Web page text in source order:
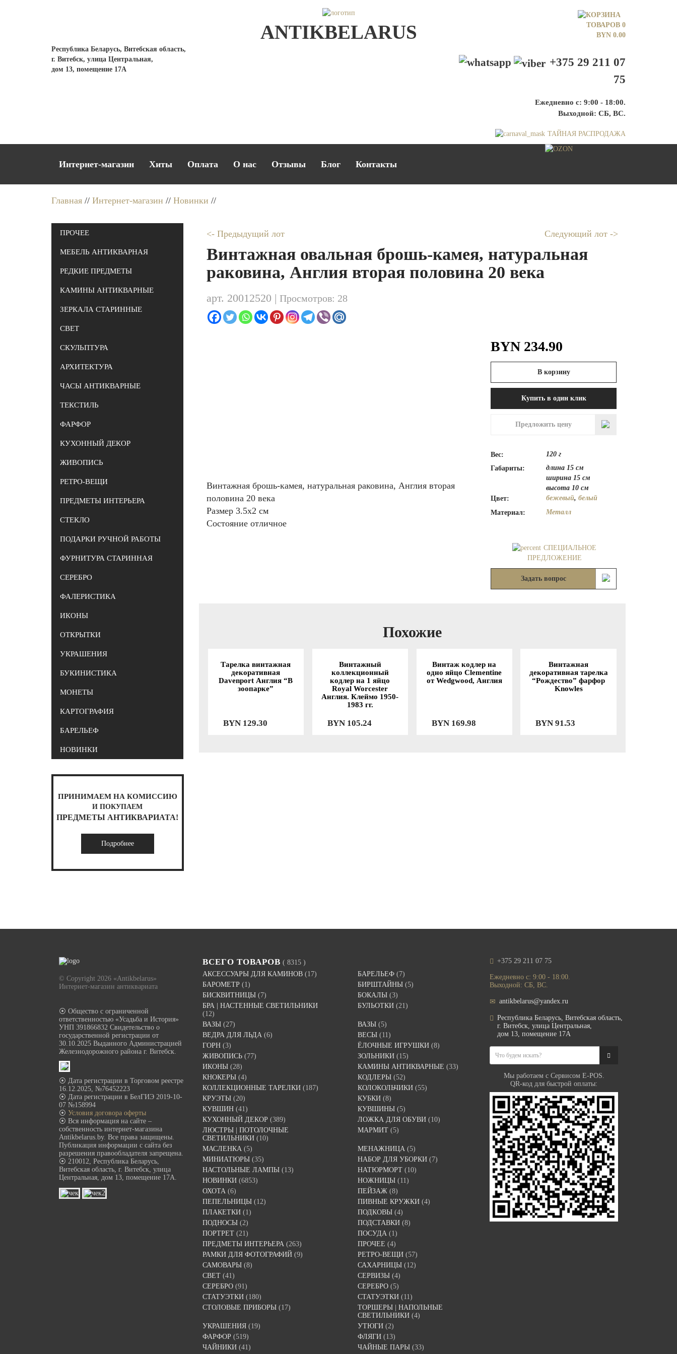
Республика Беларусь, Витебская область,
г. Витебск, улица Центральная,
дом 13, помещение 17А
ANTIKBELARUS
ТОВАРОВ 0
BYN 0.00
+375 29 211 07
75
Ежедневно с: 9:00 - 18:00.
Выходной: СБ, ВС.
ТАЙНАЯ РАСПРОДАЖА
Интернет-магазин Хиты Оплата О нас Отзывы Блог Контакты
Главная // Интернет-магазин // Новинки //
ПРОЧЕЕ
МЕБЕЛЬ АНТИКВАРНАЯ
РЕДКИЕ ПРЕДМЕТЫ
КАМИНЫ АНТИКВАРНЫЕ
ЗЕРКАЛА СТАРИННЫЕ
СВЕТ
СКУЛЬПТУРА
АРХИТЕКТУРА
ЧАСЫ АНТИКВАРНЫЕ
ТЕКСТИЛЬ
ФАРФОР
КУХОННЫЙ ДЕКОР
ЖИВОПИСЬ
РЕТРО-ВЕЩИ
ПРЕДМЕТЫ ИНТЕРЬЕРА
СТЕКЛО
ПОДАРКИ РУЧНОЙ РАБОТЫ
ФУРНИТУРА СТАРИННАЯ
СЕРЕБРО
ФАЛЕРИСТИКА
ИКОНЫ
ОТКРЫТКИ
УКРАШЕНИЯ
БУКИНИСТИКА
МОНЕТЫ
КАРТОГРАФИЯ
БАРЕЛЬЕФ
НОВИНКИ
ПРИНИМАЕМ НА КОМИССИЮ
И ПОКУПАЕМ
ПРЕДМЕТЫ АНТИКВАРИАТА!
Подробнее
<- Предыдущий лот Следующий лот ->
Винтажная овальная брошь-камея, натуральная
раковина, Англия вторая половина 20 века
арт. 20012520 | Просмотров: 28
Винтажная брошь-камея, натуральная раковина, Англия вторая
половина 20 века
Размер 3.5х2 см
Состояние отличное
BYN 234.90
В корзину
Купить в один клик
Предложить цену
Вес:
120 г
Габариты:
длина 15 см
ширина 15 см
высота 10 см
Цвет:
бежевый,белый
Материал:
Металл
СПЕЦИАЛЬНОЕ
ПРЕДЛОЖЕНИЕ
Задать вопрос
Похожие
Тарелка винтажная
декоративная
Davenport Англия “В
зоопарке”
BYN129.30
Винтажный
коллекционный
кодлер на 1 яйцо
Royal Worcester
Англия. Клеймо 1950-
1983 гг.
BYN105.24
Винтаж кодлер на
одно яйцо Clementine
от Wedgwood, Англия
BYN169.98
Винтажная
декоративная тарелка
“Рождество” фарфор
Knowles
BYN 91.53
© Copyright 2026 «Antikbelarus»
Интернет-магазин антиквариата
⦿ Общество с ограниченной
ответственностью «Усадьба и История»
УНП 391866832 Свидетельство о
государственной регистрации от
30.10.2025 Выданного Администрацией
Железнодорожного района г. Витебск.
⦿ Дата регистрации в Торговом реестре
16.12.2025, №76452223
⦿ Дата регистрации в БелГИЭ 2019-10-
07 №158994
⦿ Условия договора оферты
⦿ Вся информация на сайте –
собственность интернет-магазина
Antikbelarus.by. Все права защищены.
Публикация информации с сайта без
разрешения правообладателя запрещена.
⦿ 210012, Республика Беларусь,
Витебская область, г. Витебск, улица
Центральная, дом 13, помещение 17А.
ВСЕГО ТОВАРОВ ( 8315 )
АКСЕССУАРЫ ДЛЯ КАМИНОВ (17) БАРЕЛЬЕФ (7)
БАРОМЕТР (1) БИРШТАЙНЫ (5)
БИСКВИТНИЦЫ (7) БОКАЛЫ (3)
БРА | НАСТЕННЫЕ СВЕТИЛЬНИКИ
(12)
БУЛЬОТКИ (21)
ВАЗЫ (27) ВАЗЫ (5)
ВЕДРА ДЛЯ ЛЬДА (6) ВЕСЫ (11)
ГОРН (3) ЁЛОЧНЫЕ ИГРУШКИ (8)
ЖИВОПИСЬ (77) ЗОЛЬНИКИ (15)
ИКОНЫ (28) КАМИНЫ АНТИКВАРНЫЕ (33)
КНОКЕРЫ (4) КОДЛЕРЫ (52)
КОЛЛЕКЦИОННЫЕ ТАРЕЛКИ (187) КОЛОКОЛЬЧИКИ (55)
КРУЭТЫ (20) КУБКИ (8)
КУВШИН (41) КУВШИНЫ (5)
КУХОННЫЙ ДЕКОР (389) ЛОЖКА ДЛЯ ОБУВИ (10)
ЛЮСТРЫ | ПОТОЛОЧНЫЕ
СВЕТИЛЬНИКИ (10)
МАРМИТ (5)
МАСЛЕНКА (5) МЕНАЖНИЦА (5)
МИНИАТЮРЫ (35) НАБОР ДЛЯ УБОРКИ (7)
НАСТОЛЬНЫЕ ЛАМПЫ (13) НАТЮРМОРТ (10)
НОВИНКИ (6853) НОЖНИЦЫ (11)
ОХОТА (6) ПЕЙЗАЖ (8)
ПЕПЕЛЬНИЦЫ (12) ПИВНЫЕ КРУЖКИ (4)
ПЛАКЕТКИ (1) ПОДКОВЫ (4)
ПОДНОСЫ (2) ПОДСТАВКИ (8)
ПОРТРЕТ (21) ПОСУДА (1)
ПРЕДМЕТЫ ИНТЕРЬЕРА (263) ПРОЧЕЕ (4)
РАМКИ ДЛЯ ФОТОГРАФИЙ (9) РЕТРО-ВЕЩИ (57)
САМОВАРЫ (8) САХАРНИЦЫ (12)
СВЕТ (41) СЕРВИЗЫ (4)
СЕРЕБРО (91) СЕРЕБРО (5)
СТАТУЭТКИ (180) СТАТУЭТКИ (11)
СТОЛОВЫЕ ПРИБОРЫ (17)
ТОРШЕРЫ | НАПОЛЬНЫЕ
СВЕТИЛЬНИКИ (4)
УКРАШЕНИЯ (19) УТЮГИ (2)
ФАРФОР (519) ФЛЯГИ (13)
ЧАЙНИКИ (41) ЧАЙНЫЕ ПАРЫ (33)
+375 29 211 07 75
Ежедневно с: 9:00 - 18:00.
Выходной: СБ, ВС.
antikbelarus@yandex.ru
Республика Беларусь, Витебская область,
г. Витебск, улица Центральная,
дом 13, помещение 17А
Мы работаем с Сервисом E-POS.
QR-код для быстрой оплаты: